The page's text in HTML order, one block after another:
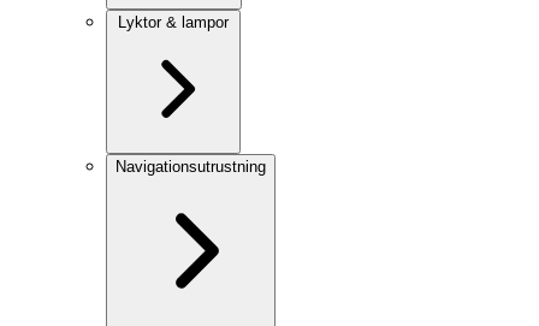
Lyktor & lampor
Navigationsutrustning